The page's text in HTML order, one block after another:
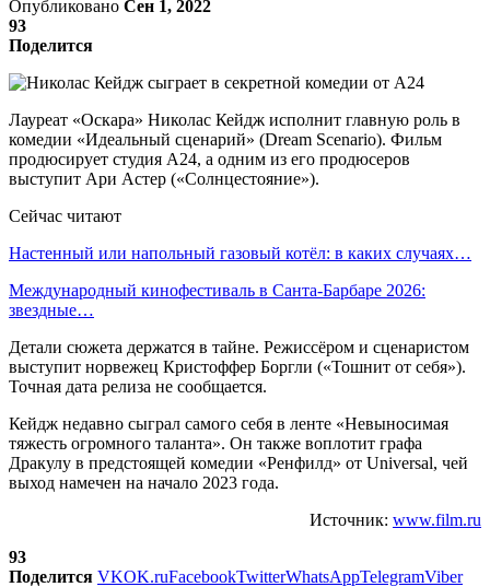
Опубликовано Сен 1, 2022
93
Поделится
Лауреат «Оскара» Николас Кейдж исполнит главную роль в
комедии «Идеальный сценарий» (Dream Scenario). Фильм
продюсирует студия A24, а одним из его продюсеров
выступит Ари Астер («Солнцестояние»).
Сейчас читают
Настенный или напольный газовый котёл: в каких случаях…
Международный кинофестиваль в Санта-Барбаре 2026:
звездные…
Детали сюжета держатся в тайне. Режиссёром и сценаристом
выступит норвежец Кристоффер Боргли («Тошнит от себя»).
Точная дата релиза не сообщается.
Кейдж недавно сыграл самого себя в ленте «Невыносимая
тяжесть огромного таланта». Он также воплотит графа
Дракулу в предстоящей комедии «Ренфилд» от Universal, чей
выход намечен на начало 2023 года.
Источник: www.film.ru
93
Поделится VKOK.ruFacebookTwitterWhatsAppTelegramViber